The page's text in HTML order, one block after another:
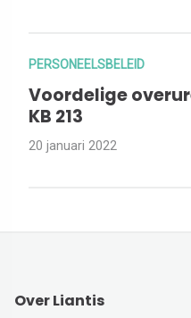
PERSONEELSBELEID
Voordelige
KB 213
20 januari 2022
Over Liantis